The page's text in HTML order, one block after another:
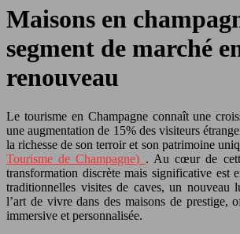
Maisons en
segment de marché
renouveau
Le tourisme en Champagne connaît une croissance soutenue, avec
une augmentation de 15% des visiteurs
la richesse de son terroir et son patrimoine
Tourisme de Champagne) . Au cœur de
transformation discrète mais significative est
traditionnelles visites de caves, un nouveau
l’art de vivre dans des maisons de prestige,
immersive et personnalisée.